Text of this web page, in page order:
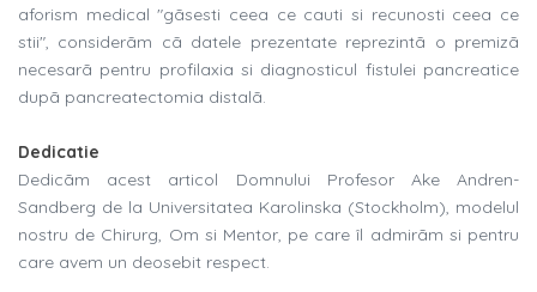
aforism medical "gãsesti ceea ce cauti si recunosti ceea ce
stii", considerãm cã datele prezentate reprezintã o premizã
necesarã pentru profilaxia si diagnosticul fistulei pancreatice
dupã pancreatectomia distalã.
Dedicatie
Dedicãm acest articol Domnului Profesor Ake Andren-
Sandberg de la Universitatea Karolinska (Stockholm), modelul
nostru de Chirurg, Om si Mentor, pe care îl admirãm si pentru
care avem un deosebit respect.